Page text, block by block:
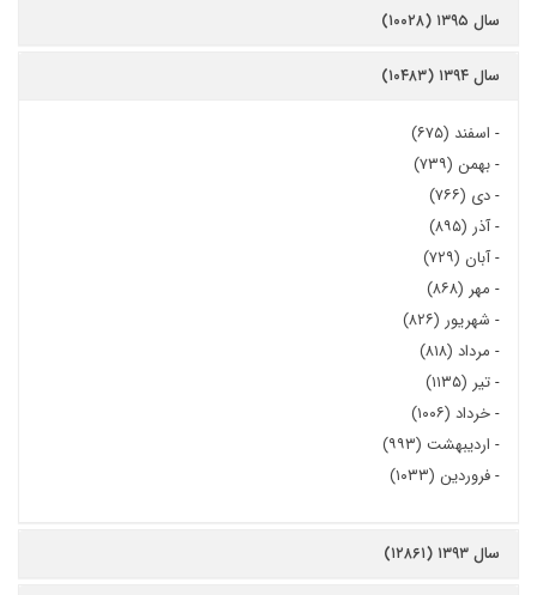
سال ۱۳۹۵ (۱۰۰۲۸)
سال ۱۳۹۴ (۱۰۴۸۳)
- اسفند (۶۷۵)
-بهمن (۷۳۹)
-دی (۷۶۶)
-آذر (۸۹۵)
-آبان (۷۲۹)
- مهر (۸۶۸)
- شهریور (۸۲۶)
- مرداد (۸۱۸)
-تیر (۱۱۳۵)
-خرداد (۱۰۰۶)
- اردیبهشت (۹۹۳)
-فروردین (۱۰۳۳)
سال ۱۳۹۳ (۱۲۸۶۱)